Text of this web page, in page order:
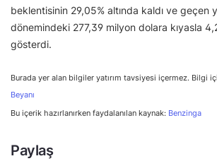
beklentisinin 29,05% altında kaldı ve geçen
dönemindeki 277,39 milyon dolara kıyasla
gösterdi.
Burada yer alan bilgiler yatırım tavsiyesi içermez. Bilgi
Beyanı
Bu içerik hazırlanırken faydalanılan kaynak: Benzinga
Paylaş